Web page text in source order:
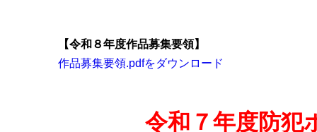
【令和８年度作品募集要領】
作品募集要領.pdfをダウンロード
令和７年度防犯